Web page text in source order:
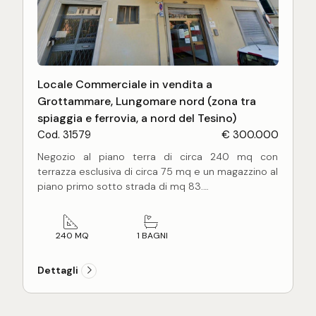
Locale Commerciale in vendita a
Grottammare, Lungomare nord (zona tra
spiaggia e ferrovia, a nord del Tesino)
Cod. 31579 € 300.000
Negozio al piano terra di circa 240 mq con
terrazza esclusiva di circa 75 mq e un magazzino al
piano primo sotto strada di mq 83.
fabbricato, il quale e' prevalentemente
residenziale e realizzato nella meta' degli anni 80.
pochi passi dal mare e dall'isola pedonale, in zona
prettamente residenziale.
Da segnalare la possibilita' di cambio di
240 MQ 1 BAGNI
Dettagli